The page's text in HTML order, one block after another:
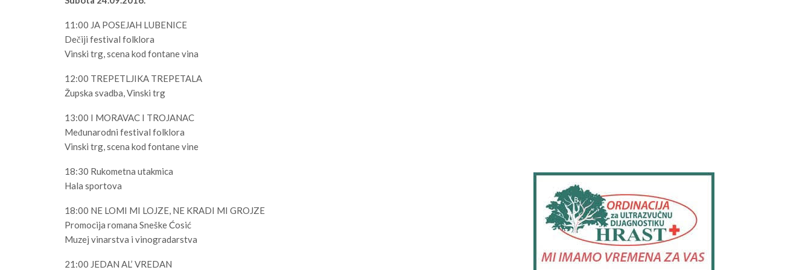
11:00 JA POSEJAH LUBENICE
Dečiji festival folklora
Vinski trg, scena kod fontane vina
12:00 TREPETLJIKA TREPETALA
Župska svadba, Vinski trg
13:00 I MORAVAC I TROJANAC
Međunarodni festival folklora
Vinski trg, scena kod fontane vine
18:30 Rukometna utakmica
Hala sportova
18:00 NE LOMI MI LOJZE, NE KRADI MI GROJZE
Promocija romana Sneške Ćosić
Muzej vinarstva i vinogradarstva
21:00 JEDAN AL’ VREDAN